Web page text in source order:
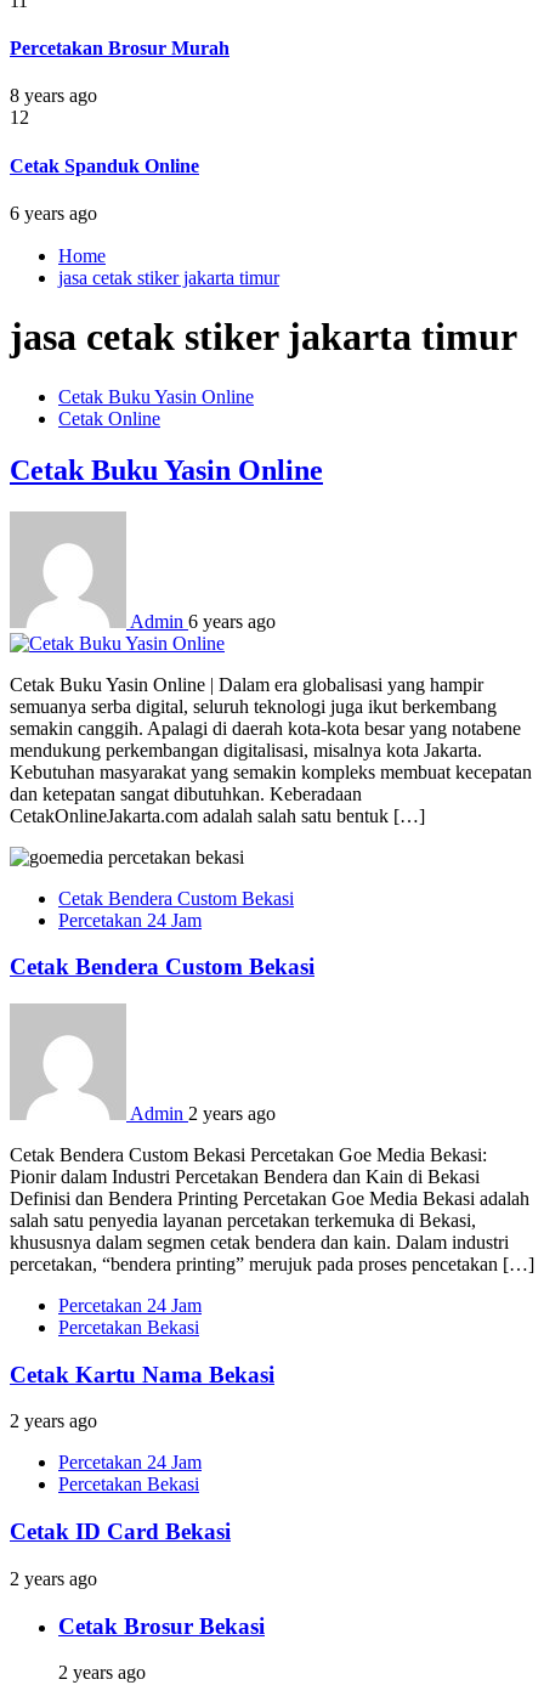
Percetakan Brosur Murah
8 years ago
12
Cetak Spanduk Online
6 years ago
Home
jasa cetak stiker jakarta timur
jasa cetak stiker jakarta timur
Cetak Buku Yasin Online
Cetak Online
Cetak Buku Yasin Online
Admin 6 years ago
Cetak Buku Yasin Online | Dalam era globalisasi yang hampir
semuanya serba digital, seluruh teknologi juga ikut berkembang
semakin canggih. Apalagi di daerah kota-kota besar yang notabene
mendukung perkembangan digitalisasi, misalnya kota Jakarta.
Kebutuhan masyarakat yang semakin kompleks membuat kecepatan
dan ketepatan sangat dibutuhkan. Keberadaan
CetakOnlineJakarta.com adalah salah satu bentuk […]
Cetak Bendera Custom Bekasi
Percetakan 24 Jam
Cetak Bendera Custom Bekasi
Admin 2 years ago
Cetak Bendera Custom Bekasi Percetakan Goe Media Bekasi:
Pionir dalam Industri Percetakan Bendera dan Kain di Bekasi
Definisi dan Bendera Printing Percetakan Goe Media Bekasi adalah
salah satu penyedia layanan percetakan terkemuka di Bekasi,
khususnya dalam segmen cetak bendera dan kain. Dalam industri
percetakan, “bendera printing” merujuk pada proses pencetakan […]
Percetakan 24 Jam
Percetakan Bekasi
Cetak Kartu Nama Bekasi
2 years ago
Percetakan 24 Jam
Percetakan Bekasi
Cetak ID Card Bekasi
2 years ago
Cetak Brosur Bekasi
2 years ago